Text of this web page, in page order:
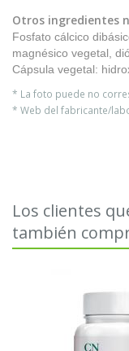
Otros ingredientes
Fosfato cálcico
magnésico vegetal,
Cápsula vegetal:
* La foto puede no
* Web del fabricante/
Los clientes
también